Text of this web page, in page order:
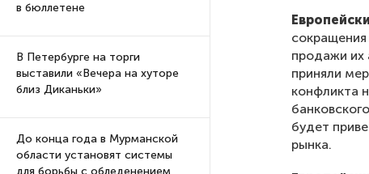
в бюллетене
В Петербурге на торги
выставили «Вечера на хуторе
близ Диканьки»
До конца года в Мурманской
области установят системы
продажи их
приняли
конфликта
будет
рынка.